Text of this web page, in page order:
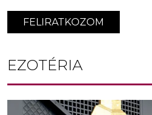
FELIRATKOZOM
EZOTÉRIA